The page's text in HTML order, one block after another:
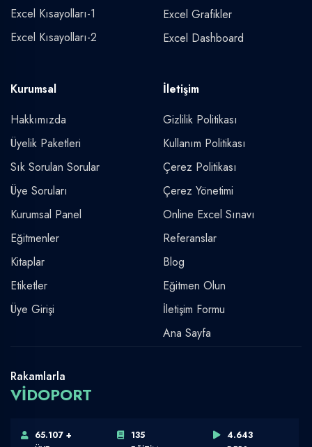
Excel Kısayolları-1
Excel Kısayolları-2
Excel Grafikler
Excel Dashboard
Kurumsal
Hakkımızda
Üyelik Paketleri
Sık Sorulan Sorular
Üye Soruları
Kurumsal Panel
Eğitmenler
Kitaplar
Etiketler
Üye Girişi
İletişim
Gizlilik Politikası
Kullanım Politikası
Çerez Politikası
Çerez Yönetimi
Online Excel Sınavı
Referanslar
Blog
Eğitmen Olun
İletişim Formu
Ana Sayfa
Rakamlarla
VİDOPORT
65.107 +
135
4.643